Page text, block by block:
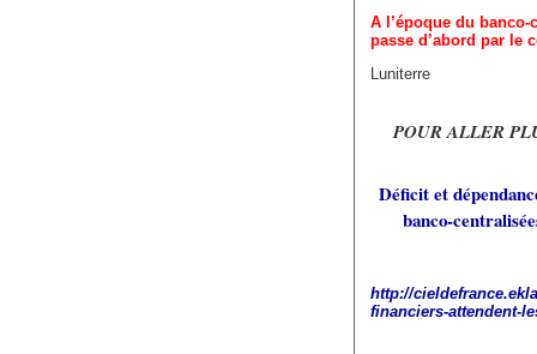
A l’époque du
passe d’abord par le
Luniterre
POUR ALLER
Déficit et
banco-
http://
financiers-attendent-